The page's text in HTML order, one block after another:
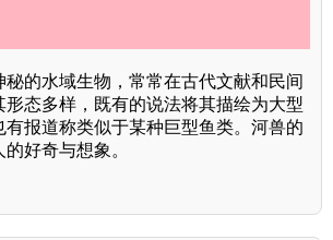
的水域生物，常常在古代文献和民间
形态多样，既有的说法将其描绘为大型
有报道称类似于某种巨型鱼类。河兽的
好奇与想象。